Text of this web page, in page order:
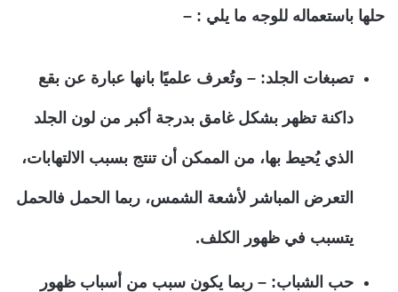
حلها باستعماله للوجه ما يلي : –
تصبغات الجلد: – وتُعرف علميًا بانها عبارة عن بقع
داكنة تظهر بشكل غامق بدرجة أكبر من لون الجلد
الذي يُحيط بها، من الممكن أن تنتج بسبب الالتهابات،
التعرض المباشر لأشعة الشمس، ربما الحمل فالحمل
يتسبب في ظهور الكلف.
حب الشباب: – ربما يكون سبب من أسباب ظهور